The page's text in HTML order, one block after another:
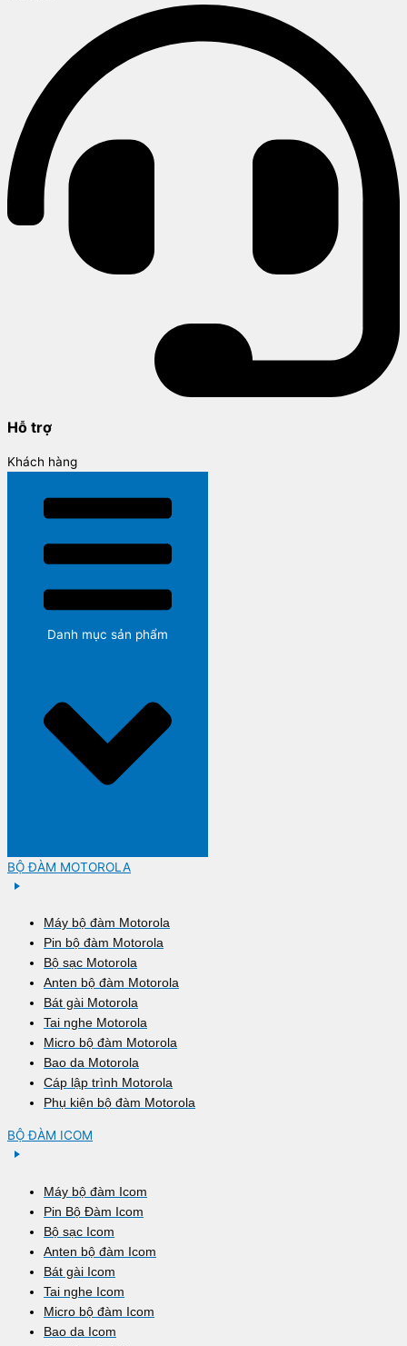
Hỗ trợ
Khách hàng
BỘ ĐÀM MOTOROLA
Máy bộ đàm Motorola
Pin bộ đàm Motorola
Bộ sạc Motorola
Anten bộ đàm Motorola
Bát gài Motorola
Tai nghe Motorola
Micro bộ đàm Motorola
Bao da Motorola
Cáp lập trình Motorola
Phụ kiện bộ đàm Motorola
BỘ ĐÀM ICOM
Máy bộ đàm Icom
Pin Bộ Đàm Icom
Bộ sạc Icom
Anten bộ đàm Icom
Bát gài Icom
Tai nghe Icom
Micro bộ đàm Icom
Bao da Icom